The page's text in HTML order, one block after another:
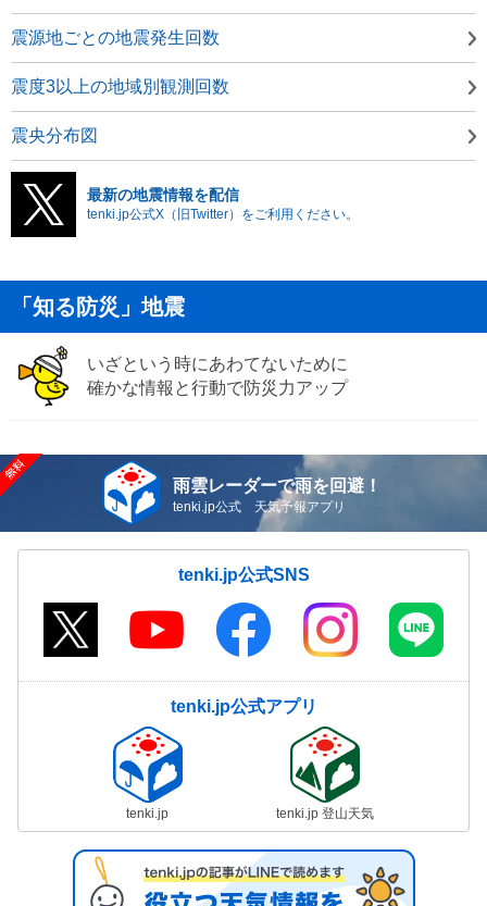
震源地ごとの地震発生回数
震度3以上の地域別観測回数
震央分布図
最新の地震情報を配信
tenki.jp公式X（旧Twitter）をご利用ください。
「知る防災」地震
いざという時にあわてないために
確かな情報と行動で防災力アップ
雨雲レーダーで雨を回避！
tenki.jp公式 天気予報アプリ
tenki.jp公式SNS
tenki.jp公式アプリ
tenki.jp tenki.jp 登山天気